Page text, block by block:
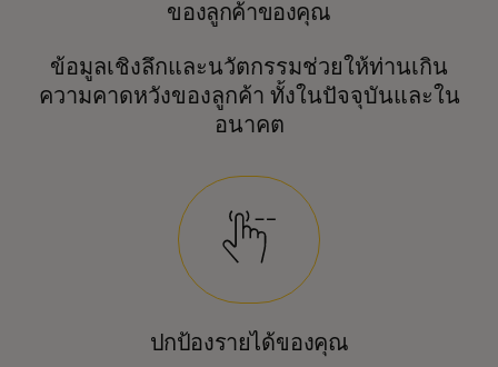
ของลูกค้าของคุณ
ข้อมูลเชิงลึกและนวัตกรรมช่วยให้ท่านเกิน
ความคาดหวังของลูกค้า ทั้งในปัจจุบันและใน
อนาคต
ปกป้องรายได้ของคุณ